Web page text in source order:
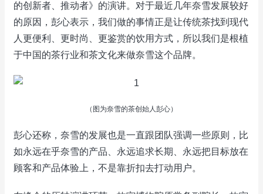
的创新者、推动者》的演讲。对于最近几年奈雪发展较好
的原因，彭心表示，我们做的事情正是让传统茶找到现代
人更便利、更时尚、更鉴赏的饮用方式，所以我们是根植
于中国的茶行业和茶文化来做奈雪这个品牌。
（图为奈雪的茶创始人彭心）
彭心还称，奈雪的发展也是一直跟团队强调一些原则，比
如永远在乎奈雪的产品、永远追求长期、永远把目标放在
顾客和产品体验上，不是靠折扣去打动用户。